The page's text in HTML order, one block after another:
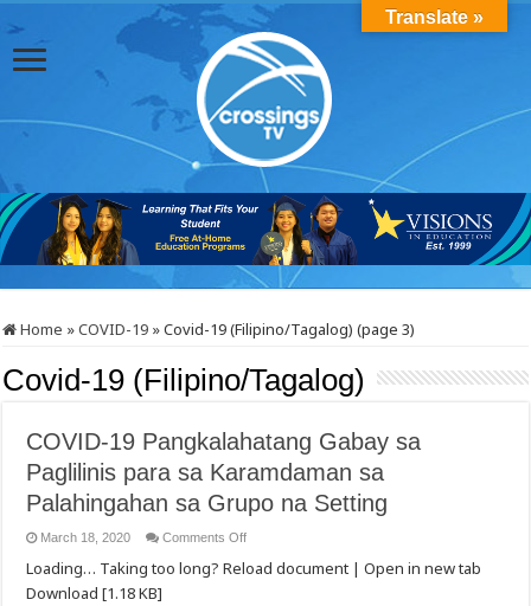
Home »COVID-19 »Covid-19 (Filipino/Tagalog) (page 3)
Covid-19 (Filipino/Tagalog)
COVID-19 Pangkalahatang Gabay sa
Paglilinis para sa Karamdaman sa
Palahingahan sa Grupo na Setting
March 18, 2020 Comments Offon
19
Pangkalahatang
Loading… Taking too long? Reload document | Open in new tab
Download [1.18 KB]
Translate »